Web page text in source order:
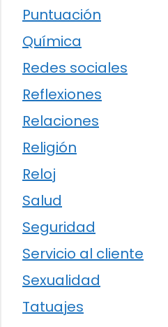
Puntuación
Química
Redes sociales
Reflexiones
Relaciones
Religión
Reloj
Salud
Seguridad
Servicio al cliente
Sexualidad
Tatuajes